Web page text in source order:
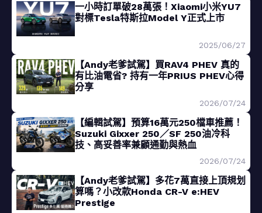
一小時訂單破28萬張！Xiaomi小米YU7
對標Tesla特斯拉Model Y正式上市
2025/06/27
【Andy老爹試駕】買RAV4 PHEV 真的
有比油電省? 持有一年PRIUS PHEV心得
分享
2026/07/24
【編輯試駕】預算16萬元250檔車推薦！
Suzuki Gixxer 250／SF 250油冷科
技、高妥善率兼顧通勤與熱血
2026/07/24
【Andy老爹試駕】多花7萬直接上頂規划
算嗎？小改款Honda CR-V e:HEV
Prestige